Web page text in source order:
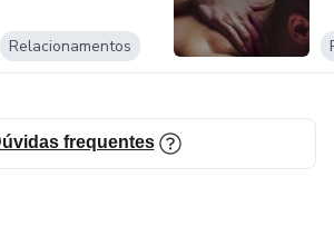
Relacionamentos
frequentes